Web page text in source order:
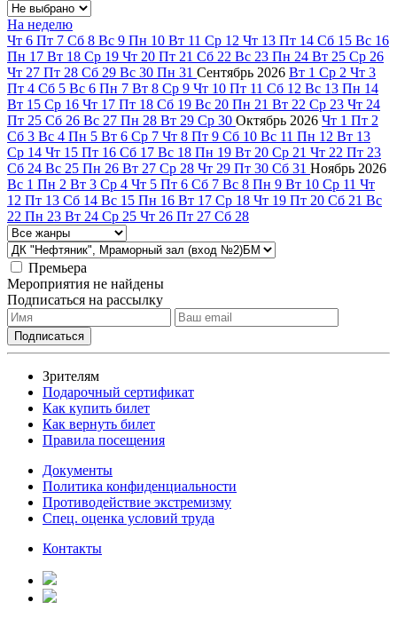
На неделю
Чт 6 Пт 7 Сб 8 Вс 9 Пн 10 Вт 11 Ср 12 Чт 13 Пт 14 Сб 15 Вс 16
Пн 17 Вт 18 Ср 19 Чт 20 Пт 21 Сб 22 Вс 23 Пн 24 Вт 25 Ср 26
Чт 27 Пт 28 Сб 29 Вс 30 Пн 31 Сентябрь 2026 Вт 1 Ср 2 Чт 3
Пт 4 Сб 5 Вс 6 Пн 7 Вт 8 Ср 9 Чт 10 Пт 11 Сб 12 Вс 13 Пн 14
Вт 15 Ср 16 Чт 17 Пт 18 Сб 19 Вс 20 Пн 21 Вт 22 Ср 23 Чт 24
Пт 25 Сб 26 Вс 27 Пн 28 Вт 29 Ср 30 Октябрь 2026 Чт 1 Пт 2
Сб 3 Вс 4 Пн 5 Вт 6 Ср 7 Чт 8 Пт 9 Сб 10 Вс 11 Пн 12 Вт 13
Ср 14 Чт 15 Пт 16 Сб 17 Вс 18 Пн 19 Вт 20 Ср 21 Чт 22 Пт 23
Сб 24 Вс 25 Пн 26 Вт 27 Ср 28 Чт 29 Пт 30 Сб 31 Ноябрь 2026
Вс 1 Пн 2 Вт 3 Ср 4 Чт 5 Пт 6 Сб 7 Вс 8 Пн 9 Вт 10 Ср 11 Чт
12 Пт 13 Сб 14 Вс 15 Пн 16 Вт 17 Ср 18 Чт 19 Пт 20 Сб 21 Вс
22 Пн 23 Вт 24 Ср 25 Чт 26 Пт 27 Сб 28
Премьера
Мероприятия не найдены
Подписаться на рассылку
Зрителям
Подарочный сертификат
Как купить билет
Как вернуть билет
Правила посещения
Документы
Политика конфиденциальности
Противодействие экстремизму
Спец. оценка условий труда
Контакты